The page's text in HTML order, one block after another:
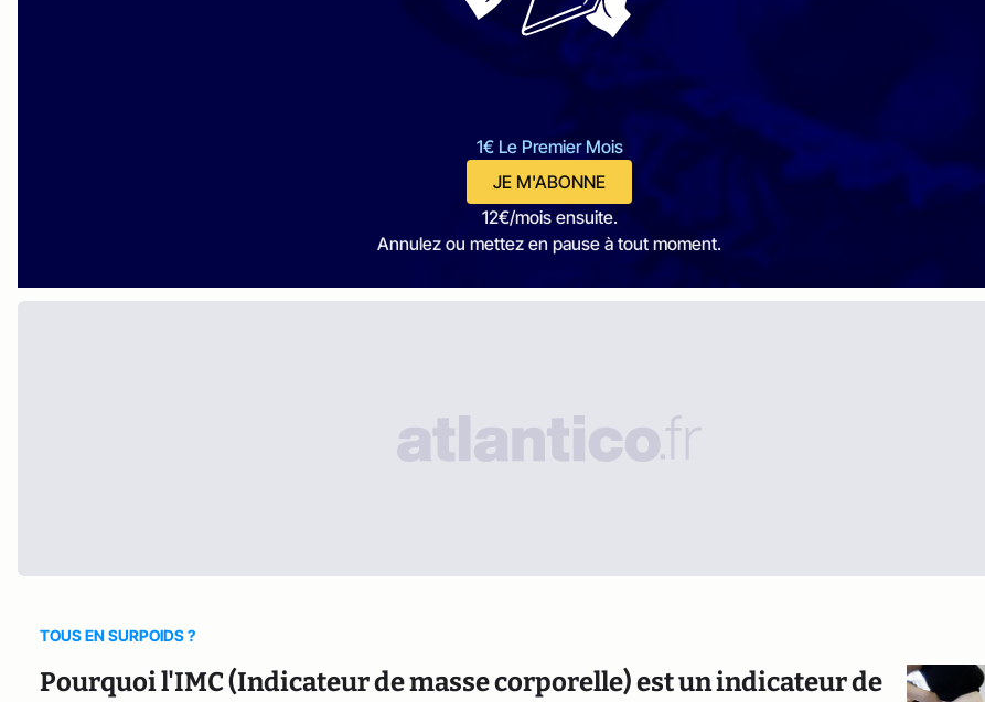
1€ Le Premier Mois
JE M'ABONNE
12€/mois ensuite.
Annulez ou mettez en pause à tout moment.
TOUS EN SURPOIDS ?
Pourquoi l'IMC (Indicateur de masse corporelle) est un indicateur de